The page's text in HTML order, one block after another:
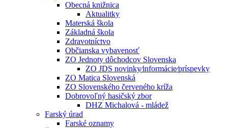
Obecná knižnica
Aktualitky
Materská škola
Základná škola
Zdravotníctvo
Občianska vybavenosť
ZO Jednoty dôchodcov Slovenska
ZO JDS novinky⁄informácie⁄príspevky
ZO Matica Slovenská
ZO Slovenského červeného kríža
Dobrovoľný hasičský zbor
DHZ Michalová - mládež
Farský úrad
Farské oznamy